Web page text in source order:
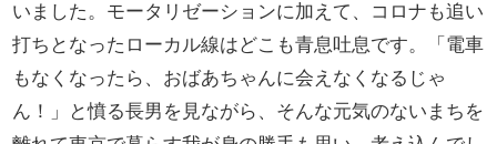
いました。モータリゼーションに加えて、コロナも追い
打ちとなったローカル線はどこも青息吐息です。「電車
もなくなったら、おばあちゃんに会えなくなるじゃ
ん！」と憤る長男を見ながら、そんな元気のないまちを